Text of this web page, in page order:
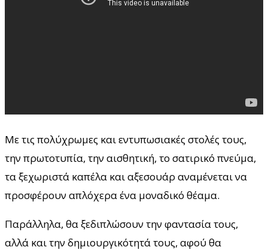
Με τις πολύχρωμες και εντυπωσιακές στολές τους,
την πρωτοτυπία, την αισθητική, το σατιρικό πνεύμα,
τα ξεχωριστά καπέλα και αξεσουάρ αναμένεται να
προσφέρουν απλόχερα ένα μοναδικό θέαμα.
Παράλληλα, θα ξεδιπλώσουν την φαντασία τους,
αλλά και την δημιουργικότητά τους, αφού θα